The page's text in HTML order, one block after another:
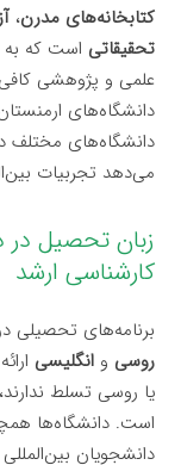
کتابخانه‌های مدرن،
تحقیقاتی است که به
علمی و پژوهشی
دانشگاه‌های
دانشگاه‌های مختلف
می‌دهد تجربیات
زبان تحصیل در
کارشناسی ارشد
برنامه‌های تحصیلی
روسی وانگلیسی
یا روسی تسلط
است. دانشگاه‌ها
دانشجویان